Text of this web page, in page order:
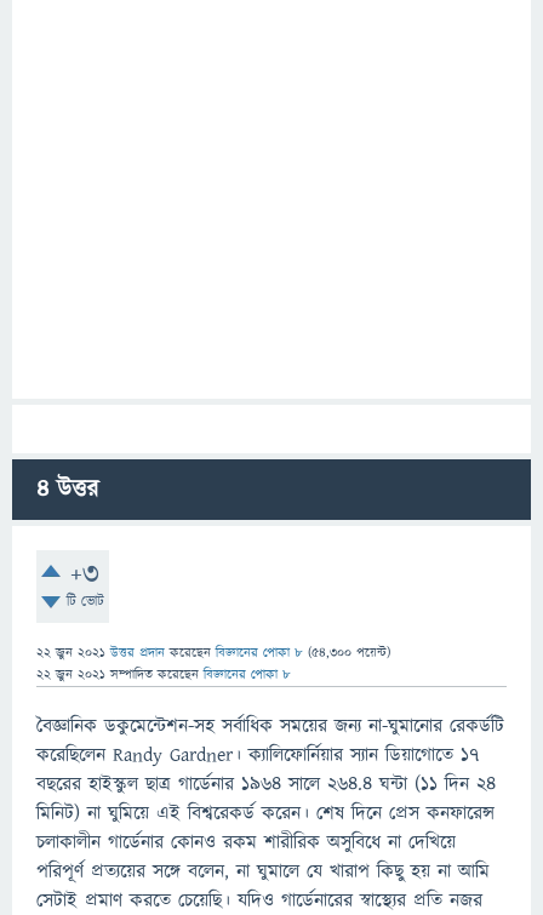
4উত্তর
+3
টি ভোট
22 জুন 2021 উত্তর প্রদান করেছেনবিজ্ঞানের পোকা ৮ (54,300 পয়েন্ট)
22 জুন 2021 সম্পাদিত করেছেনবিজ্ঞানের পোকা ৮
বৈজ্ঞানিক ডকুমেন্টেশন-সহ সর্বাধিক সময়ের জন্য না-ঘুমানোর রেকর্ডটি
করেছিলেন Randy Gardner। ক্যালিফোর্নিয়ার স্যান ডিয়াগোতে ১৭
বছরের হাইস্কুল ছাত্র গার্ডেনার ১৯৬৪ সালে ২৬৪.৪ ঘন্টা (১১ দিন ২৪
মিনিট) না ঘুমিয়ে এই বিশ্বরেকর্ড করেন। শেষ দিনে প্রেস কনফারেন্স
চলাকালীন গার্ডেনার কোনও রকম শারীরিক অসুবিধে না দেখিয়ে
পরিপূর্ণ প্রত্যয়ের সঙ্গে বলেন, না ঘুমালে যে খারাপ কিছু হয় না আমি
সেটাই প্রমাণ করতে চেয়েছি। যদিও গার্ডেনারের স্বাস্থ্যের প্রতি নজর